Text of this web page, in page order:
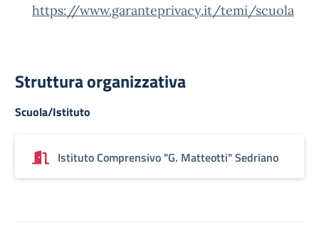
https://www.garanteprivacy.it/temi/scuola
Struttura organizzativa
Scuola/Istituto
Istituto Comprensivo "G. Matteotti" Sedriano